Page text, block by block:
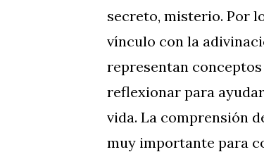
secreto, misterio. Por
vínculo con la
representan
reflexionar para
vida. La comprensión
muy importante para